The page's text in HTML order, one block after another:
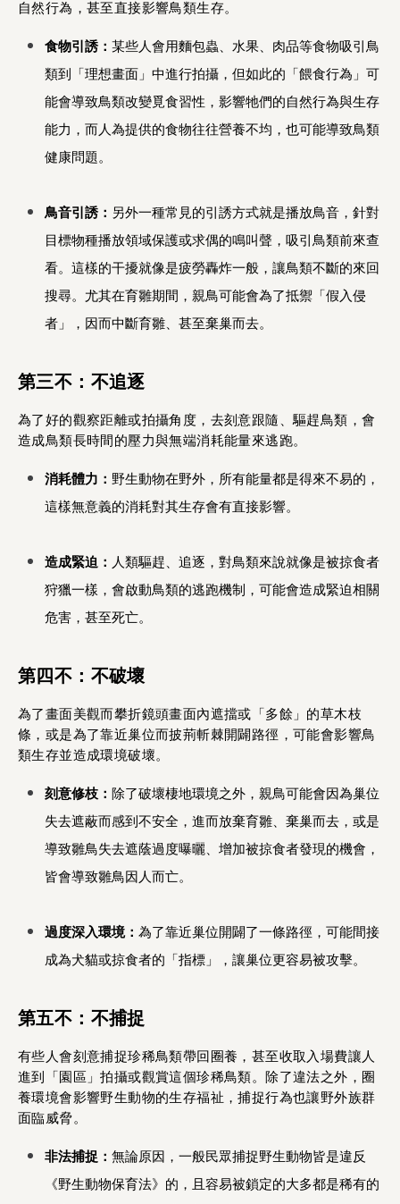
自然行為，甚至直接影響鳥類生存。
食物引誘： 某些人會用麵包蟲、水果、肉品等食物吸引鳥
類到「理想畫面」中進行拍攝，但如此的「餵食行為」可
能會導致鳥類改變覓食習性，影響牠們的自然行為與生存
能力，而人為提供的食物往往營養不均，也可能導致鳥類
健康問題。
鳥音引誘： 另外一種常見的引誘方式就是播放鳥音，針對
目標物種播放領域保護或求偶的鳴叫聲，吸引鳥類前來查
看。這樣的干擾就像是疲勞轟炸一般，讓鳥類不斷的來回
搜尋。尤其在育雛期間，親鳥可能會為了抵禦「假入侵
者」，因而中斷育雛、甚至棄巢而去。
第三不：不追逐
為了好的觀察距離或拍攝角度，去刻意跟隨、驅趕鳥類，會
造成鳥類長時間的壓力與無端消耗能量來逃跑。
消耗體力： 野生動物在野外，所有能量都是得來不易的，
這樣無意義的消耗對其生存會有直接影響。
造成緊迫： 人類驅趕、追逐，對鳥類來說就像是被掠食者
狩獵一樣，會啟動鳥類的逃跑機制，可能會造成緊迫相關
危害，甚至死亡。
第四不：不破壞
為了畫面美觀而攀折鏡頭畫面內遮擋或「多餘」的草木枝
條，或是為了靠近巢位而披荊斬棘開闢路徑，可能會影響鳥
類生存並造成環境破壞。
刻意修枝： 除了破壞棲地環境之外，親鳥可能會因為巢位
失去遮蔽而感到不安全，進而放棄育雛、棄巢而去，或是
導致雛鳥失去遮蔭過度曝曬、增加被掠食者發現的機會，
皆會導致雛鳥因人而亡。
過度深入環境： 為了靠近巢位開闢了一條路徑，可能間接
成為犬貓或掠食者的「指標」，讓巢位更容易被攻擊。
第五不：不捕捉
有些人會刻意捕捉珍稀鳥類帶回圈養，甚至收取入場費讓人
進到「園區」拍攝或觀賞這個珍稀鳥類。除了違法之外，圈
養環境會影響野生動物的生存福祉，捕捉行為也讓野外族群
面臨威脅。
非法捕捉： 無論原因，一般民眾捕捉野生動物皆是違反
《野生動物保育法》的，且容易被鎖定的大多都是稀有的